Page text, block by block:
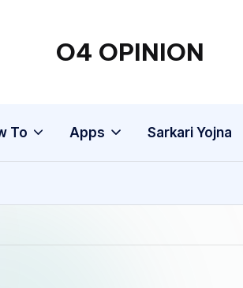
O4 OPINION
To Apps Sarkari Yojna